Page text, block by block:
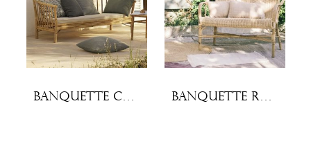
Banquette Camille Banquette rotin Marcel